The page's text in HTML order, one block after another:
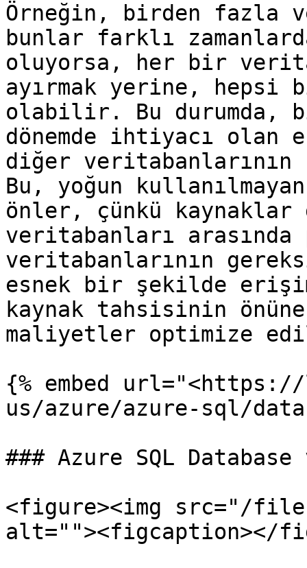
Örneğin, birden fazla
bunlar farklı
oluyorsa, her bir
ayırmak yerine,
olabilir. Bu durumda,
dönemde ihtiyacı olan
diğer veritabanlarının
Bu, yoğun
önler, çünkü
veritabanları
veritabanlarının
esnek bir şekilde
kaynak tahsisinin
maliyetler optimize
{% embed
us/azure/azure-sql/
### Azure SQL
<figure><img src="/files/
alt=""><figcaption></